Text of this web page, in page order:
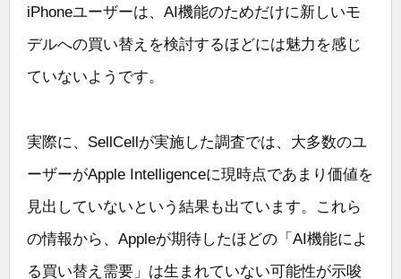
iPhoneユーザーは、AI機能のためだけに新しいモ
デルへの買い替えを検討するほどには魅力を感じ
ていないようです。
実際に、SellCellが実施した調査では、大多数のユ
ーザーがApple Intelligenceに現時点であまり価値を
見出していないという結果も出ています。これら
の情報から、Appleが期待したほどの「AI機能によ
る買い替え需要」は生まれていない可能性が示唆